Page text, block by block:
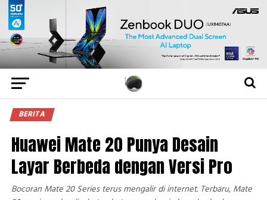
BERITA
Huawei Mate 20 Punya Desain
Layar Berbeda dengan Versi Pro
Bocoran Mate 20 Series terus mengalir di internet. Terbaru, Mate